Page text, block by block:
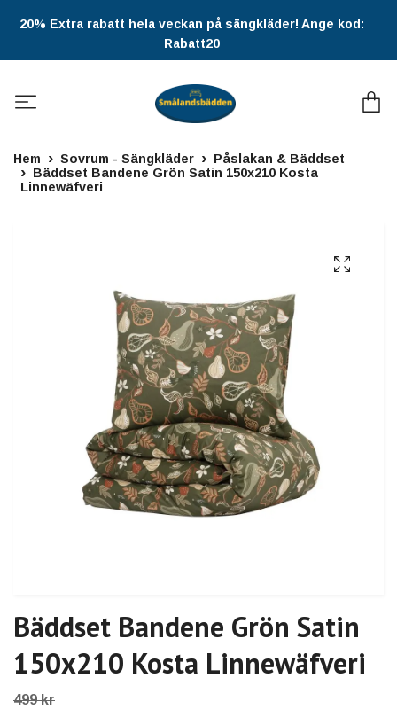
20% Extra rabatt hela veckan på sängkläder! Ange kod:
Rabatt20
Hem Sovrum - Sängkläder
Påslakan & Bäddset
Bäddset Bandene Grön Satin 150x210 Kosta
Linnewäfveri
Bäddset Bandene Grön Satin
150x210 Kosta Linnewäfveri
499 kr